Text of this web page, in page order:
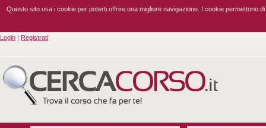
Questo sito usa i cookie per poterti offrire una migliore navigazione. I cookie permettono
Login | Registrati